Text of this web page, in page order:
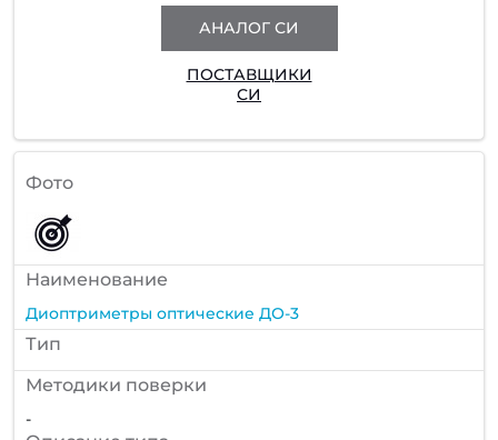
АНАЛОГ СИ
ПОСТАВЩИКИ
СИ
Фото
Наименование
Диоптриметры оптические ДО-3
Тип
Методики поверки
-